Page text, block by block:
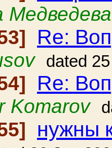
Медведева
Re:
dated
Re:
Komarov
нужны